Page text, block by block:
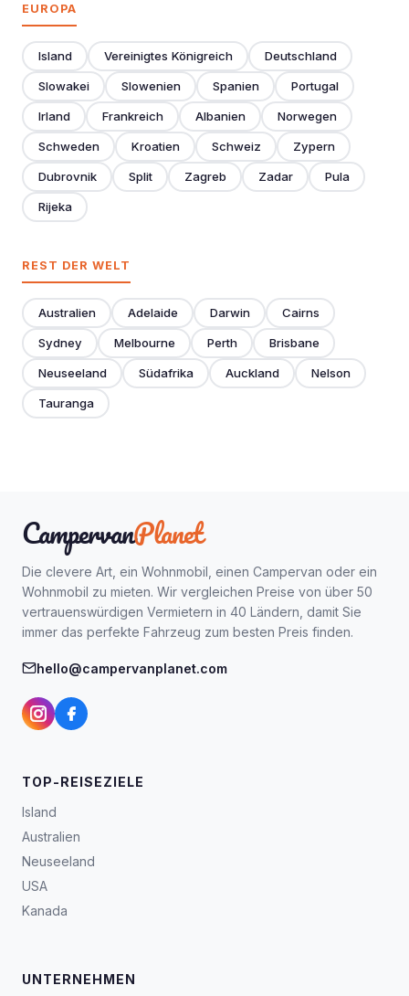
EUROPA
Island Vereinigtes Königreich Deutschland
Slowakei Slowenien Spanien Portugal
Irland Frankreich Albanien Norwegen
Schweden Kroatien Schweiz Zypern
Dubrovnik Split Zagreb Zadar Pula
Rijeka
REST DER WELT
Australien Adelaide Darwin Cairns
Sydney Melbourne Perth Brisbane
Neuseeland Südafrika Auckland Nelson
Tauranga
CampervanPlanet
Die clevere Art, ein Wohnmobil, einen Campervan oder ein
Wohnmobil zu mieten. Wir vergleichen Preise von über 50
vertrauenswürdigen Vermietern in 40 Ländern, damit Sie
immer das perfekte Fahrzeug zum besten Preis finden.
hello@campervanplanet.com
TOP-REISEZIELE
Island
Australien
Neuseeland
USA
Kanada
UNTERNEHMEN